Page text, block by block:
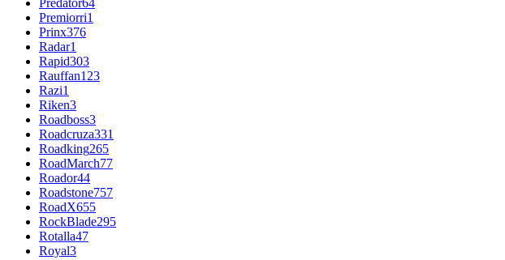
Predator64
Premiorri1
Prinx376
Radar1
Rapid303
Rauffan123
Razi1
Riken3
Roadboss3
Roadcruza331
Roadking265
RoadMarch77
Roador44
Roadstone757
RoadX655
RockBlade295
Rotalla47
Royal3